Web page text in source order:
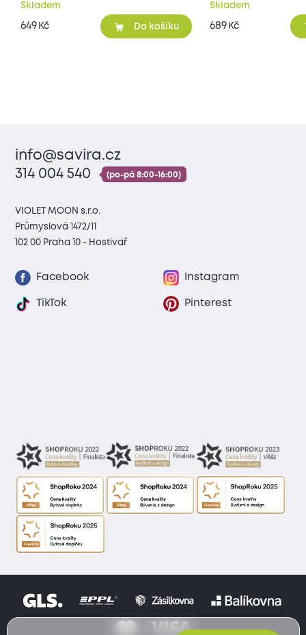
Skladem
649 Kč Do košíku
Skladem
689 Kč
info@savira.cz
314 004 540
(po-pá 8:00-16:00)
VIOLET MOON s.r.o.
Průmyslová 1472/11
102 00 Praha 10 - Hostivař
Facebook Instagram
TikTok Pinterest